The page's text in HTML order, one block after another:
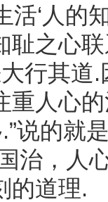
活‘人的
耻之心
行其道.
重人心
.”说的就
治，人
的道理.